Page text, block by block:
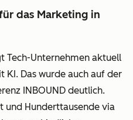
das Marketing in
Tech-Unternehmen aktuell
KI. Das wurde auch auf der
INBOUND deutlich.
und Hunderttausende via